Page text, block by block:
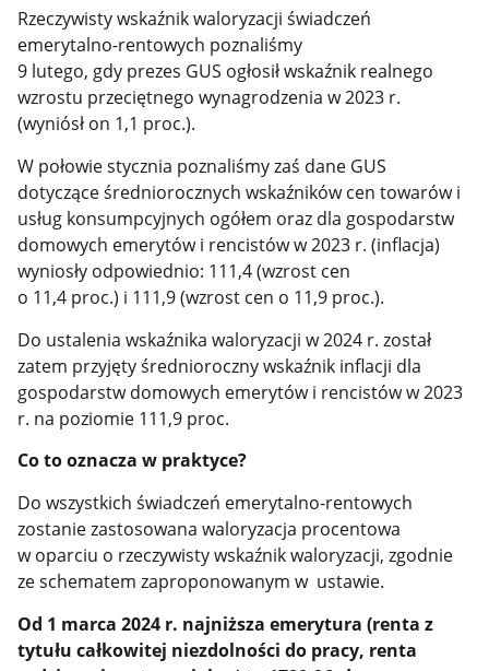
Rzeczywisty wskaźnik waloryzacji świadczeń
emerytalno-rentowych poznaliśmy
9 lutego, gdy prezes GUS ogłosił wskaźnik realnego
wzrostu przeciętnego wynagrodzenia w 2023 r.
(wyniósł on 1,1 proc.).
W połowie stycznia poznaliśmy zaś dane GUS
dotyczące średniorocznych wskaźników cen towarów i
usług konsumpcyjnych ogółem oraz dla gospodarstw
domowych emerytów i rencistów w 2023 r. (inflacja)
wyniosły odpowiednio: 111,4 (wzrost cen
o 11,4 proc.) i 111,9 (wzrost cen o 11,9 proc.).
Do ustalenia wskaźnika waloryzacji w 2024 r. został
zatem przyjęty średnioroczny wskaźnik inflacji dla
gospodarstw domowych emerytów i rencistów w 2023
r. na poziomie 111,9 proc.
Co to oznacza w praktyce?
Do wszystkich świadczeń emerytalno-rentowych
zostanie zastosowana waloryzacja procentowa
w oparciu o rzeczywisty wskaźnik waloryzacji, zgodnie
ze schematem zaproponowanym w ustawie.
Od 1 marca 2024 r. najniższa emerytura (renta z
tytułu całkowitej niezdolności do pracy, renta